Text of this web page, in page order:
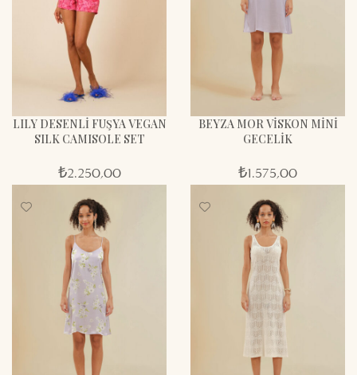
LILY DESENLİ FUŞYA VEGAN
SILK CAMISOLE SET
₺2.250,00
BEYZA MOR VİSKON MİNİ
GECELİK
₺1.575,00